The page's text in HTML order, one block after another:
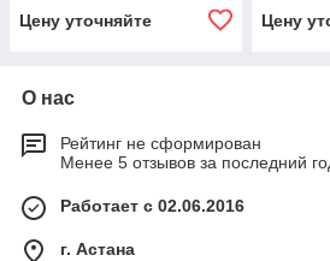
Цену уточняйте Цену
О нас
Рейтинг не сформирован
Менее 5 отзывов за последний
Работает с 02.06.2016
г. Астана